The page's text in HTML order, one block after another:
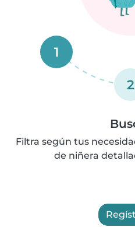
1
2
Filtra según tus
de niñera